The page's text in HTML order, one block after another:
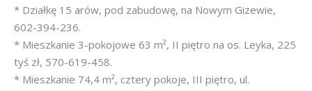
* Działkę 15 arów, pod zabudowę, na Nowym Gizewie,
602-394-236.
* Mieszkanie 3-pokojowe 63 m², II piętro na os. Leyka, 225
tyś zł, 570-619-458.
* Mieszkanie 74,4 m², cztery pokoje, III piętro, ul.